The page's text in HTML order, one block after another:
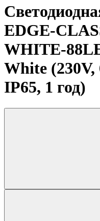
EDGE-
WHITE-
White
IP65, 1 год)